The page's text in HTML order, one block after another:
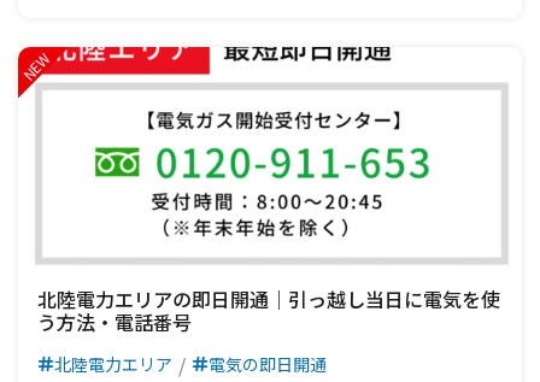
北陸電力エリアの即日開通｜引っ越し当日に電気を使
う方法・電話番号
北陸電力エリア 電気の即日開通